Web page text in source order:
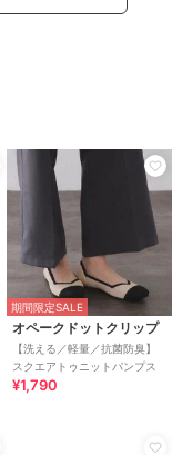
期間限定SALE
オペークドットクリップ
【洗える／軽量／抗菌防臭】
スクエアトゥニットパンプス
¥1,790